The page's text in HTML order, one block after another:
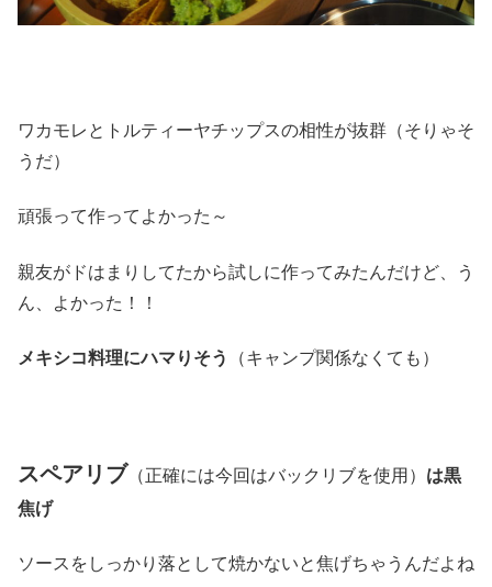
ワカモレとトルティーヤチップスの相性が抜群（そりゃそ
うだ）
頑張って作ってよかった～
親友がドはまりしてたから試しに作ってみたんだけど、う
ん、よかった！！
メキシコ料理にハマりそう （キャンプ関係なくても）
スペアリブ（正確には今回はバックリブを使用） は黒
焦げ
ソースをしっかり落として焼かないと焦げちゃうんだよね